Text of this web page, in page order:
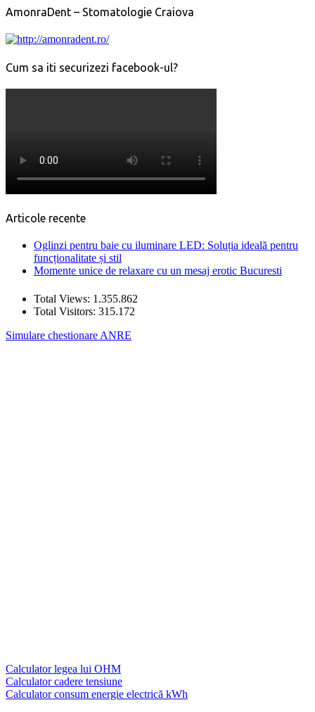
AmonraDent – Stomatologie Craiova
Cum sa iti securizezi facebook-ul?
Articole recente
Oglinzi pentru baie cu iluminare LED: Soluția ideală pentru
funcționalitate și stil
Momente unice de relaxare cu un mesaj erotic Bucuresti
Total Views: 1.355.862
Total Visitors: 315.172
Simulare chestionare ANRE
Calculator legea lui OHM
Calculator cadere tensiune
Calculator consum energie electrică kWh